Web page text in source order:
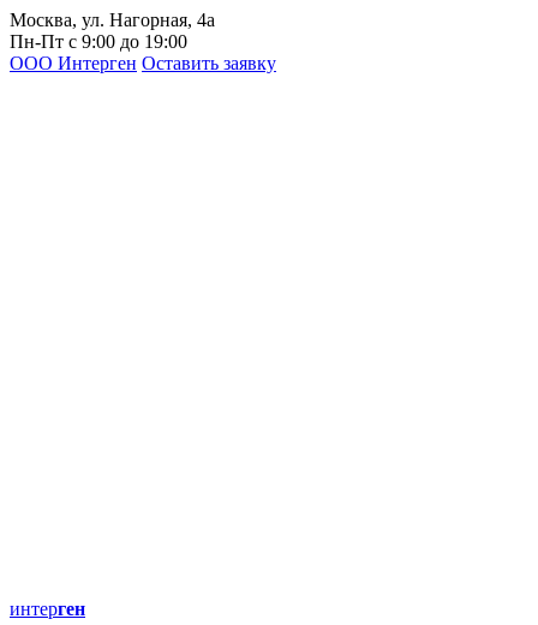
Москва, ул. Нагорная, 4а
Пн-Пт с 9:00 до 19:00
ООО Интерген Оставить заявку
интерген